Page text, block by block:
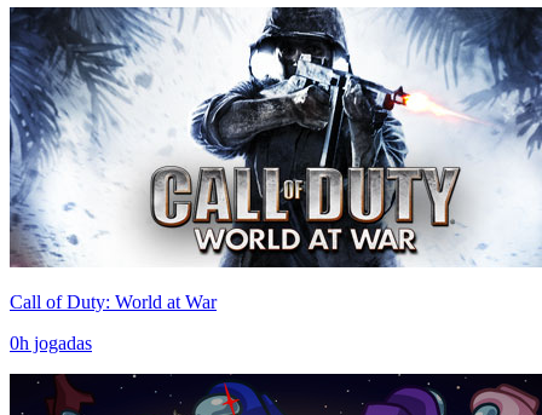
Call of Duty: World at War
0h jogadas